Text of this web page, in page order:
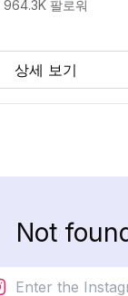
964.3K 팔로워
상세 보기
Not